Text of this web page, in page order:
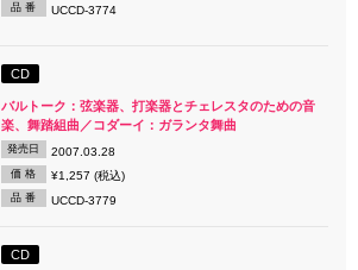
品 番 UCCD-3774
CD
バルトーク：弦楽器、打楽器とチェレスタのための音
楽、舞踏組曲／コダーイ：ガランタ舞曲
発売日 2007.03.28
価 格 ¥1,257 (税込)
品 番 UCCD-3779
CD